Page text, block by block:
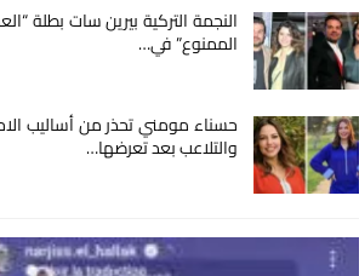
النجمة التركية بيرين سات بطلة
الممنوع” في…
حسناء مومني تحذر من أساليب
والتلاعب بعد تعرضها…